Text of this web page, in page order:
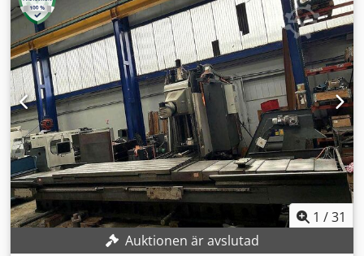
1 /31
Auktionen är avslutad